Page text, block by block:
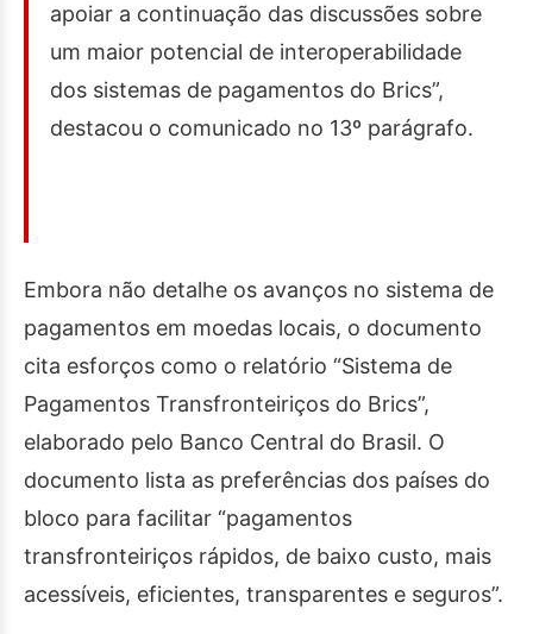
apoiar a continuação das discussões sobre
um maior potencial de interoperabilidade
dos sistemas de pagamentos do Brics”,
destacou o comunicado no 13º parágrafo.
Embora não detalhe os avanços no sistema de
pagamentos em moedas locais, o documento
cita esforços como o relatório “Sistema de
Pagamentos Transfronteiriços do Brics”,
elaborado pelo Banco Central do Brasil. O
documento lista as preferências dos países do
bloco para facilitar “pagamentos
transfronteiriços rápidos, de baixo custo, mais
acessíveis, eficientes, transparentes e seguros”.